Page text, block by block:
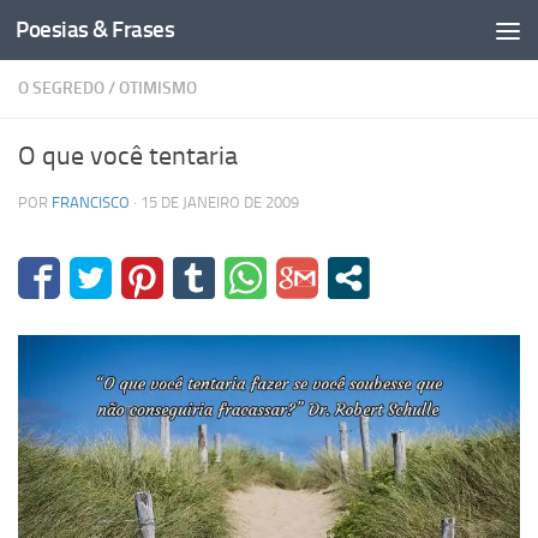
Skip to content
Poesias & Frases
O SEGREDO/OTIMISMO
O que você tentaria
POR FRANCISCO · 15 DE JANEIRO DE 2009